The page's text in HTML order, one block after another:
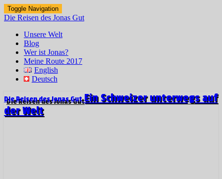
Toggle Navigation
Die Reisen des Jonas Gut
Unsere Welt
Blog
Wer ist Jonas?
Meine Route 2017
English
Deutsch
Die Reisen des Jonas Gut Ein Schweizer unterwegs auf
der Welt